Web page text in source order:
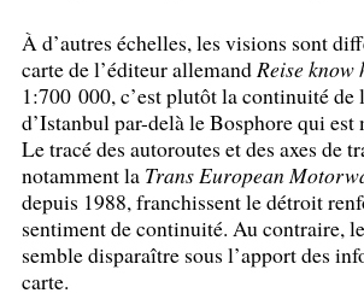
À d’autres échelles, les visions sont
carte de l’éditeur allemand Reise know
1:700 000, c’est plutôt la continuité de
d’Istanbul par-delà le Bosphore qui est
Le tracé des autoroutes et des axes de
notamment la Trans European
depuis 1988, franchissent le détroit
sentiment de continuité. Au contraire,
semble disparaître sous l’apport des
carte.